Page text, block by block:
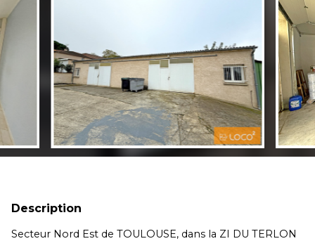
Description
Secteur Nord Est de TOULOUSE, dans la ZI DU TERLON